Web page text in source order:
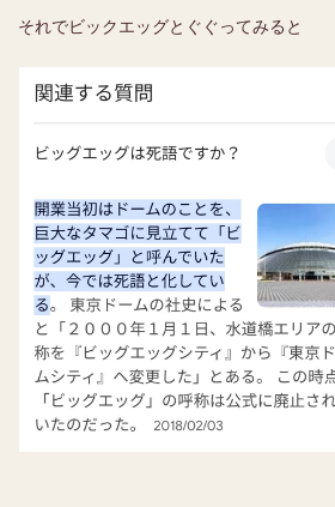
それでビックエッグとぐぐってみると